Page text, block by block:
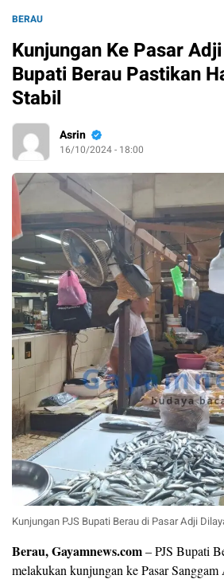
BERAU
Kunjungan Ke Pasar
Bupati Berau Pastikan
Stabil
Asrin
16/10/2024 - 18:00
Kunjungan PJS Bupati Berau di Pasar Adji
Berau, Gayamnews.com– PJS Bupati
melakukan kunjungan ke Pasar